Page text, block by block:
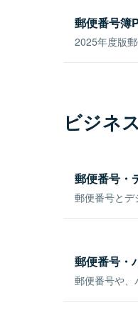
郵便番号簿
2025年度版
ビジネ
郵便番号・
郵便番号とデ
郵便番号・
郵便番号や、